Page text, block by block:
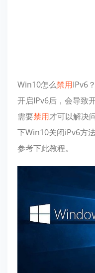
Win10怎么禁用IPv6
开启IPv6后，会导致
需要禁用才可以解决
下Win10关闭iPv6方
参考下此教程。